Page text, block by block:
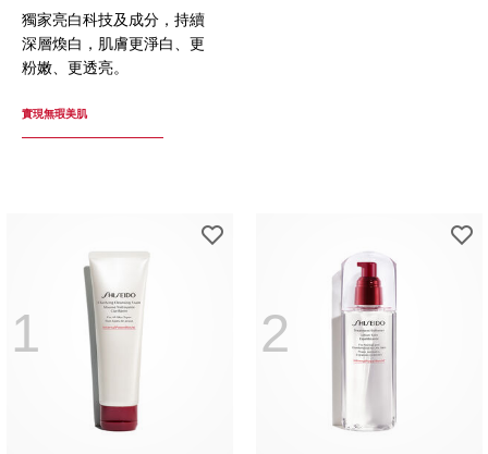
獨家亮白科技及成分，持續
深層煥白，肌膚更淨白、更
粉嫩、更透亮。
實現無瑕美肌
1 2